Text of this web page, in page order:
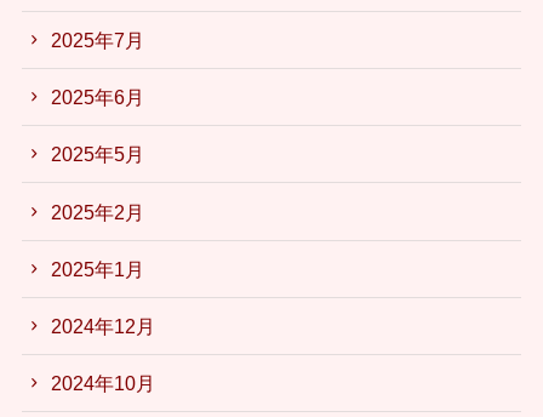
2025年7月
2025年6月
2025年5月
2025年2月
2025年1月
2024年12月
2024年10月